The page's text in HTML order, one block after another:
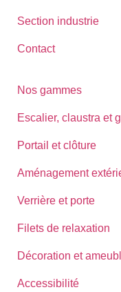
Section industrie
Contact
Nos gammes
Escalier, claustra et
Portail et clôture
Aménagement
Verrière et porte
Filets de relaxation
Décoration et
Accessibilité